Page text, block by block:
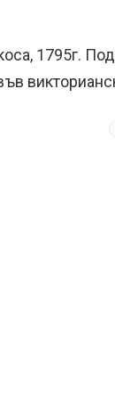
1795г.